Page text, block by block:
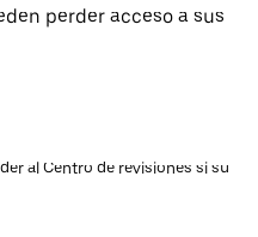
perder acceso a sus
al Centro de revisiones si su